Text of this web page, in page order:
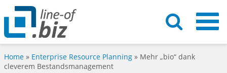
Home » Enterprise Resource Planning » Mehr „bio“ dank
cleverem Bestandsmanagement